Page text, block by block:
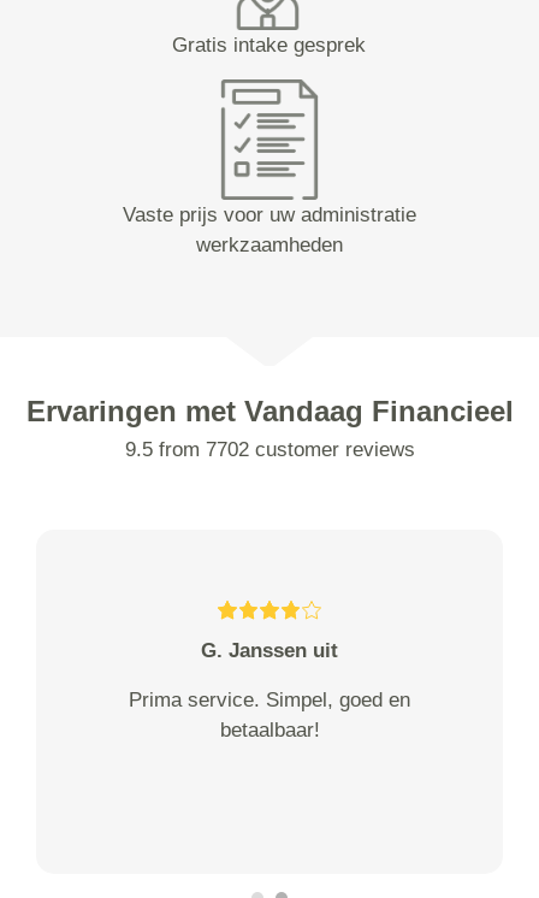
Gratis intake gesprek
Vaste prijs voor uw administratie
werkzaamheden
Ervaringen met Vandaag Financieel
9.5 from 7702 customer reviews
G. Janssen uit
Prima service. Simpel, goed en
betaalbaar!